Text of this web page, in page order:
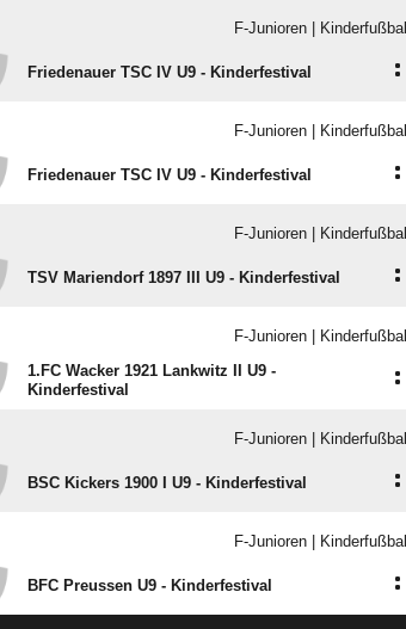
F-Junioren | Kinderfußball
Friedenauer TSC IV U9 - Kinderfestival :
F-Junioren | Kinderfußball
Friedenauer TSC IV U9 - Kinderfestival :
F-Junioren | Kinderfußball
TSV Mariendorf 1897 III U9 - Kinderfestival :
F-Junioren | Kinderfußball
1.FC Wacker 1921 Lankwitz II U9 -
Kinderfestival
:
F-Junioren | Kinderfußball
BSC Kickers 1900 I U9 - Kinderfestival :
F-Junioren | Kinderfußball
BFC Preussen U9 - Kinderfestival :